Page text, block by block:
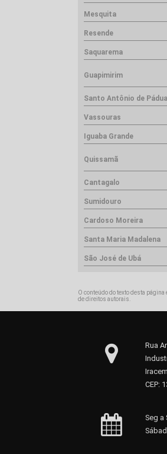
Mesquita
Resende
Saquarema
Guapimirim
Santo Antônio de Pádua
Vassouras
Iguaba Grande
Quissamã
Cantagalo
Sumidouro
Cardoso Moreira
Santa Maria Madalena
São José de Ubá
O conteúdo do texto desta
de direitos autorais
Rua
CEP:
Seg a